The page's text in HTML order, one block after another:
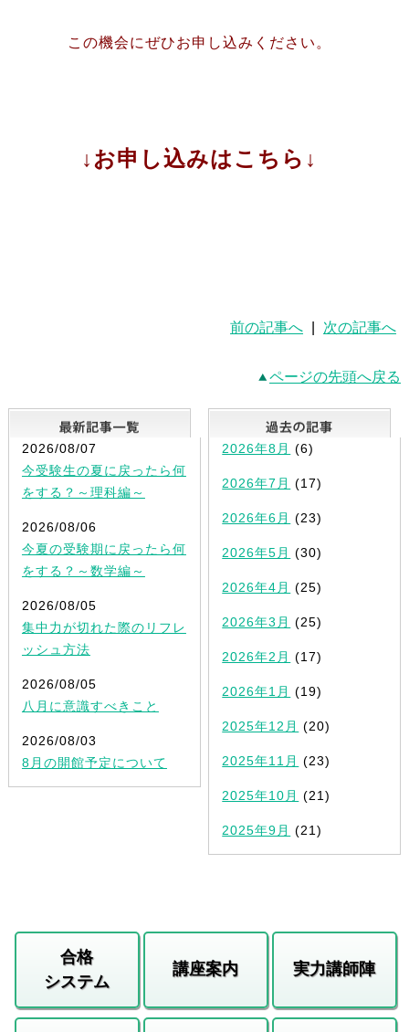
この機会にぜひお申し込みください。
↓お申し込みはこちら↓
前の記事へ 次の記事へ
ページの先頭へ戻る
最新記事一覧
2026/08/07
今受験生の夏に戻ったら何
をする？～理科編～
2026/08/06
今夏の受験期に戻ったら何
をする？～数学編～
2026/08/05
集中力が切れた際のリフレ
ッシュ方法
2026/08/05
八月に意識すべきこと
2026/08/03
8月の開館予定について
2026年8月 (6)
2026年7月 (17)
2026年6月 (23)
2026年5月 (30)
2026年4月 (25)
2026年3月 (25)
2026年2月 (17)
2026年1月 (19)
2025年12月 (20)
2025年11月 (23)
2025年10月 (21)
2025年9月 (21)
合格
システム
講座案内 実力講師陣